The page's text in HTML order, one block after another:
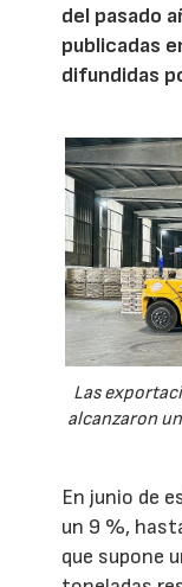
del pasado
publicadas
difundidas
Las
alcanzaron
En junio de
un 9 %,
que supone